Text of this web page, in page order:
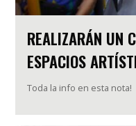
REALIZARÁN UN
ESPACIOS
Toda la info en esta nota!